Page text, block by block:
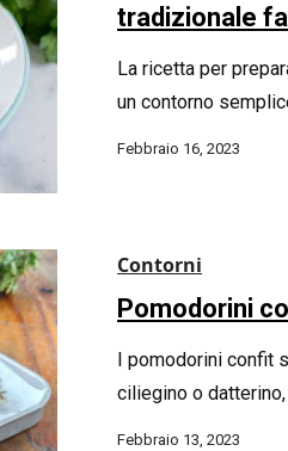
tradizionale
La ricetta per
un contorno
Febbraio 16, 2023
Contorni
Pomodorini
I pomodorini confit
ciliegino o
Febbraio 13, 2023